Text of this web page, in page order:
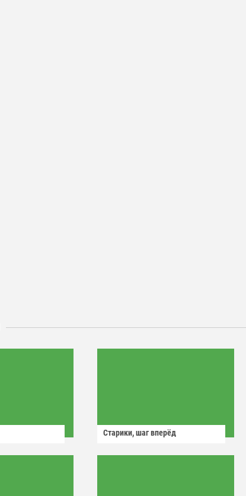
Старики, шаг вперёд